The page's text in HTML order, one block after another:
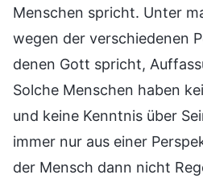
Menschen spricht. Unter
wegen der verschiedenen
denen Gott spricht,
Solche Menschen haben
und keine Kenntnis über
immer nur aus einer
der Mensch dann nicht